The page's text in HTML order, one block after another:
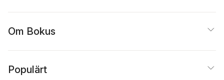
Om Bokus
Populärt